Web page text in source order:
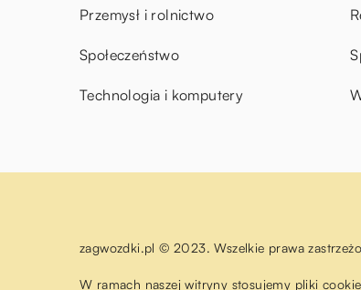
Przemysł i rolnictwo
Społeczeństwo
Technologia i komputery
zagwozdki.pl © 2023. Wszelkie prawa
W ramach naszej witryny stosujemy pliki